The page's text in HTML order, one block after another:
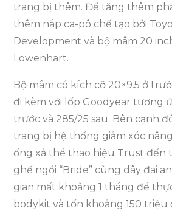
trang bị thêm. Để tăng thêm
thêm nắp ca-pô chế tạo bởi
Development và bộ mâm 20
Lowenhart.
Bộ mâm có kích cỡ 20×9.5 ở
đi kèm với lốp Goodyear tương
trước và 285/25 sau. Bên cạnh
trang bị hệ thống giảm xóc
ống xả thể thao hiệu Trust đến
ghế ngồi “Bride” cùng dây đai
gian mất khoảng 1 tháng để
bodykit và tốn khoảng 150 triệu